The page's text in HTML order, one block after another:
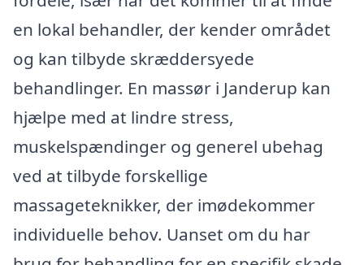
en lokal behandler, der kender området
og kan tilbyde skræddersyede
behandlinger. En massør i Janderup kan
hjælpe med at lindre stress,
muskelspændinger og generel ubehag
ved at tilbyde forskellige
massageteknikker, der imødekommer
individuelle behov. Uanset om du har